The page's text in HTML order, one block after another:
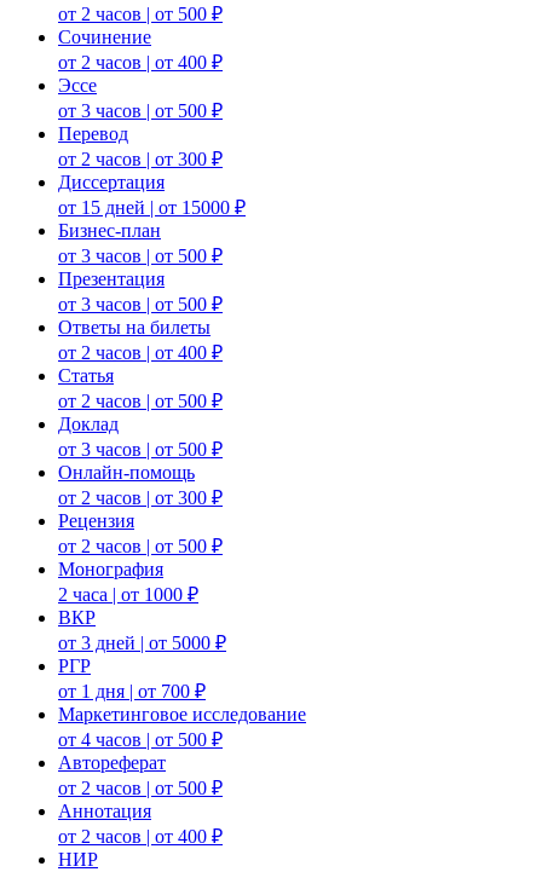
от 2 часов | от 500 ₽
Сочинение
от 2 часов | от 400 ₽
Эссе
от 3 часов | от 500 ₽
Перевод
от 2 часов | от 300 ₽
Диссертация
от 15 дней | от 15000 ₽
Бизнес-план
от 3 часов | от 500 ₽
Презентация
от 3 часов | от 500 ₽
Ответы на билеты
от 2 часов | от 400 ₽
Статья
от 2 часов | от 500 ₽
Доклад
от 3 часов | от 500 ₽
Онлайн-помощь
от 2 часов | от 300 ₽
Рецензия
от 2 часов | от 500 ₽
Монография
2 часа | от 1000 ₽
ВКР
от 3 дней | от 5000 ₽
РГР
от 1 дня | от 700 ₽
Маркетинговое исследование
от 4 часов | от 500 ₽
Автореферат
от 2 часов | от 500 ₽
Аннотация
от 2 часов | от 400 ₽
НИР